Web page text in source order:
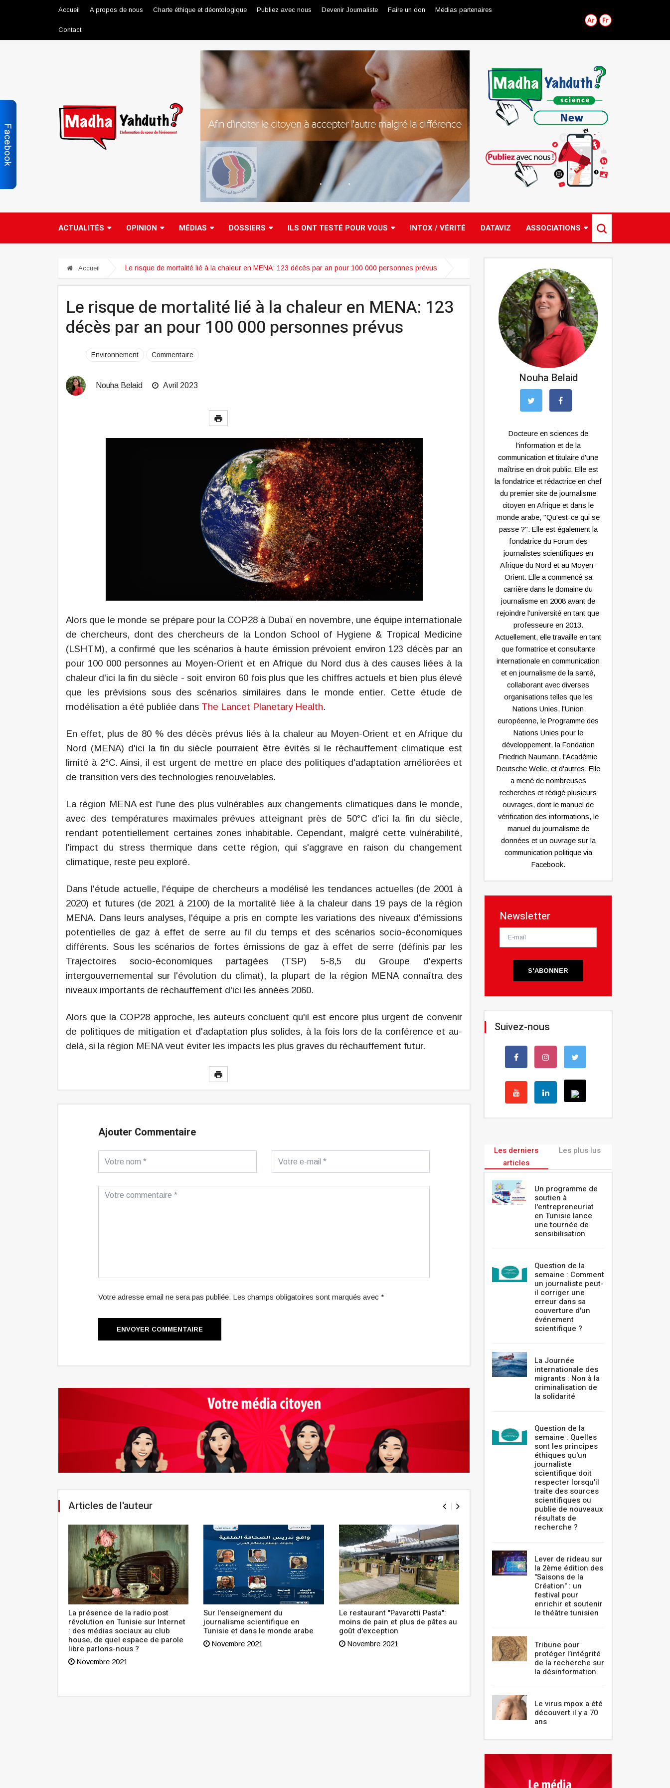
Accueil A propos de nous Charte éthique et déontologique Publiez avec nous Devenir Journaliste
Journaliste citoyen
Faire un don Médias partenaires
Contact
ACTUALITÉS OPINION MÉDIAS DOSSIERS ILS ONT TESTÉ POUR VOUS INTOX / VÉRITÉ DATAVIZ ASSOCIATIONS
Accueil Le risque de mortalité lié à la chaleur en MENA: 123 décès par an pour 100 000 personnes prévus
Le risque de mortalité lié à la chaleur en MENA: 123
décès par an pour 100 000 personnes prévus
Environnement Commentaire
Nouha Belaid Avril 2023
Alors que le monde se prépare pour la COP28 à Dubaï en novembre, une équipe internationale
de chercheurs, dont des chercheurs de la London School of Hygiene & Tropical Medicine
(LSHTM), a confirmé que les scénarios à haute émission prévoient environ 123 décès par an
pour 100 000 personnes au Moyen-Orient et en Afrique du Nord dus à des causes liées à la
chaleur d'ici la fin du siècle - soit environ 60 fois plus que les chiffres actuels et bien plus élevé
que les prévisions sous des scénarios similaires dans le monde entier. Cette étude de
modélisation a été publiée dans The Lancet Planetary Health.
En effet, plus de 80 % des décès prévus liés à la chaleur au Moyen-Orient et en Afrique du
Nord (MENA) d'ici la fin du siècle pourraient être évités si le réchauffement climatique est
limité à 2°C. Ainsi, il est urgent de mettre en place des politiques d'adaptation améliorées et
de transition vers des technologies renouvelables.
La région MENA est l'une des plus vulnérables aux changements climatiques dans le monde,
avec des températures maximales prévues atteignant près de 50°C d'ici la fin du siècle,
rendant potentiellement certaines zones inhabitable. Cependant, malgré cette vulnérabilité,
l'impact du stress thermique dans cette région, qui s'aggrave en raison du changement
climatique, reste peu exploré.
Dans l'étude actuelle, l'équipe de chercheurs a modélisé les tendances actuelles (de 2001 à
2020) et futures (de 2021 à 2100) de la mortalité liée à la chaleur dans 19 pays de la région
MENA. Dans leurs analyses, l'équipe a pris en compte les variations des niveaux d'émissions
potentielles de gaz à effet de serre au fil du temps et des scénarios socio-économiques
différents. Sous les scénarios de fortes émissions de gaz à effet de serre (définis par les
Trajectoires socio-économiques partagées (TSP) 5-8,5 du Groupe d'experts
intergouvernemental sur l'évolution du climat), la plupart de la région MENA connaîtra des
niveaux importants de réchauffement d'ici les années 2060.
Alors que la COP28 approche, les auteurs concluent qu'il est encore plus urgent de convenir
de politiques de mitigation et d'adaptation plus solides, à la fois lors de la conférence et au-
delà, si la région MENA veut éviter les impacts les plus graves du réchauffement futur.
Ajouter Commentaire
Votre adresse email ne sera pas publiée. Les champs obligatoires sont marqués avec *
ENVOYER COMMENTAIRE
Articles de l'auteur
La présence de la radio post
révolution en Tunisie sur Internet
: des médias sociaux au club
house, de quel espace de parole
libre parlons-nous ?
Novembre 2021
Sur l'enseignement du
journalisme scientifique en
Tunisie et dans le monde arabe
Novembre 2021
Le restaurant "Pavarotti Pasta":
moins de pain et plus de pâtes au
goût d'exception
Novembre 2021
Est-ce que le passeport vaccinal
Décembre 2021
Nouha Belaid
Docteure en sciences de
l'information et de la
communication et titulaire d'une
maîtrise en droit public. Elle est
la fondatrice et rédactrice en chef
du premier site de journalisme
citoyen en Afrique et dans le
monde arabe, "Qu'est-ce qui se
passe ?". Elle est également la
fondatrice du Forum des
journalistes scientifiques en
Afrique du Nord et au Moyen-
Orient. Elle a commencé sa
carrière dans le domaine du
journalisme en 2008 avant de
rejoindre l'université en tant que
professeure en 2013.
Actuellement, elle travaille en tant
que formatrice et consultante
internationale en communication
et en journalisme de la santé,
collaborant avec diverses
organisations telles que les
Nations Unies, l'Union
européenne, le Programme des
Nations Unies pour le
développement, la Fondation
Friedrich Naumann, l'Académie
Deutsche Welle, et d'autres. Elle
a mené de nombreuses
recherches et rédigé plusieurs
ouvrages, dont le manuel de
vérification des informations, le
manuel du journalisme de
données et un ouvrage sur la
communication politique via
Facebook.
Newsletter
S'ABONNER
Suivez-nous
Les derniers
articles
Les plus lus
Un programme de
soutien à
l'entrepreneuriat
en Tunisie lance
une tournée de
sensibilisation
Question de la
semaine : Comment
un journaliste peut-
il corriger une
erreur dans sa
couverture d'un
événement
scientifique ?
La Journée
internationale des
migrants : Non à la
criminalisation de
la solidarité
Question de la
semaine : Quelles
sont les principes
éthiques qu'un
journaliste
scientifique doit
respecter lorsqu'il
traite des sources
scientifiques ou
publie de nouveaux
résultats de
recherche ?
Lever de rideau sur
la 2ème édition des
"Saisons de la
Création" : un
festival pour
enrichir et soutenir
le théâtre tunisien
Tribune pour
protéger l’intégrité
de la recherche sur
la désinformation
Le virus mpox a été
découvert il y a 70
ans